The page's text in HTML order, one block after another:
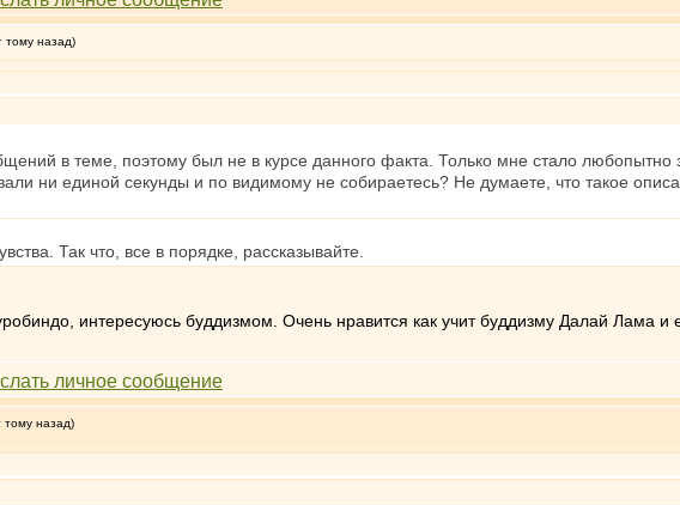
назад)
в теме, поэтому был не в курсе данного факта. Только мне стало
ни единой секунды и по видимому не собираетесь? Не думаете, что такое
Так что, все в порядке, рассказывайте.
интересуюсь буддизмом. Очень нравится как учит буддизму Далай Лама и
назад)